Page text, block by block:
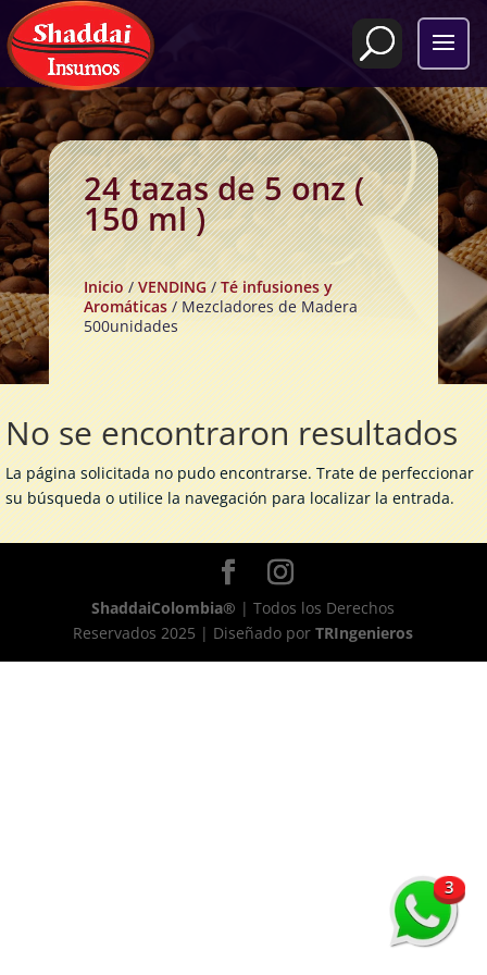
24 tazas de 5 onz (
150 ml )
Inicio/VENDING/Té infusiones y
Aromáticas/ Mezcladores de Madera
500unidades
No se encontraron resultados
La página solicitada no pudo encontrarse. Trate de perfeccionar
su búsqueda o utilice la navegación para localizar la entrada.
ShaddaiColombia® | Todos los Derechos
Reservados 2025 | Diseñado porTRIngenieros
3